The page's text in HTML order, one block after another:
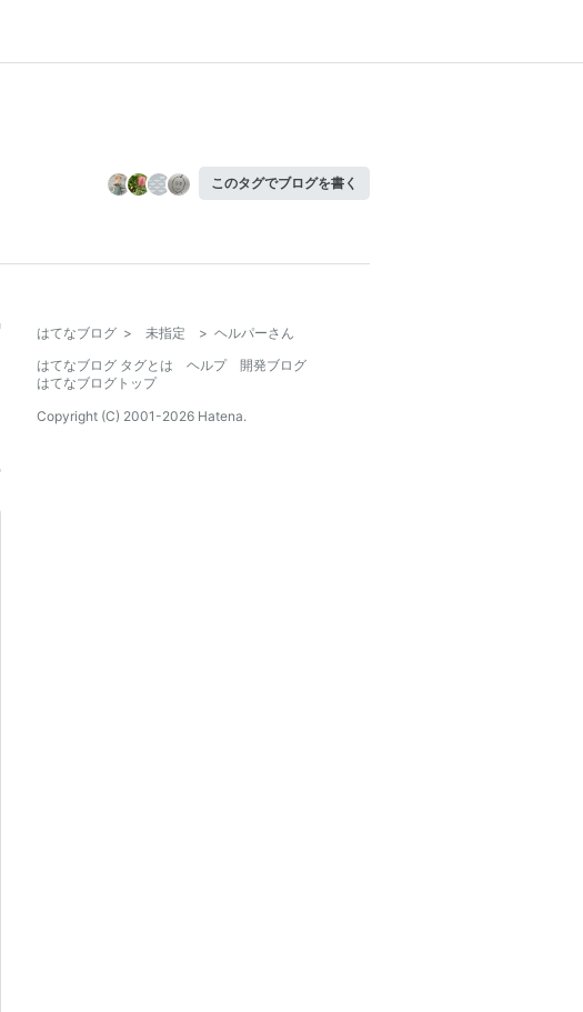
このタグでブログを書く
はてなブログ > 未指定 > ヘルパーさん
はてなブログ タグとは
ヘルプ
開発ブログ
はてなブログトップ
Copyright (C) 2001-2026 Hatena.